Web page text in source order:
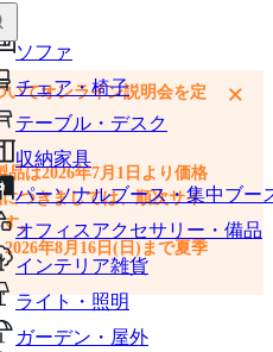
ソファ
チェア・椅子
テーブル・デスク
収納家具
パーソナルブース・集中ブー
オフィスアクセサリー・備品
インテリア雑貨
ライト・照明
ガーデン・屋外
て、カートに追加できます
てオンライン説明会を定
は2026年7月1日より価格
つきましては、順次サイ
。
年8月16日(日)まで夏季
×